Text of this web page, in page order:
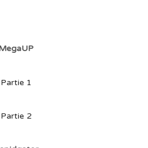
Partie 1
Partie 2